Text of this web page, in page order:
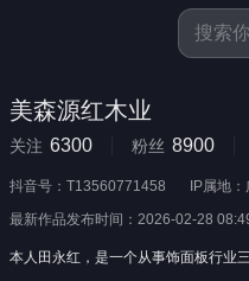
美森源红木业
关注 6300 粉丝 8900
抖音号： T13560771458 IP属地
最新作品发布时间： 2026-02-28
本人田永红，是一个从事饰面板行业